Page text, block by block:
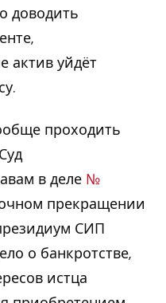
доводить
актив уйдёт
проходить
в деле №
прекращении
СИП
о банкротстве,
истца